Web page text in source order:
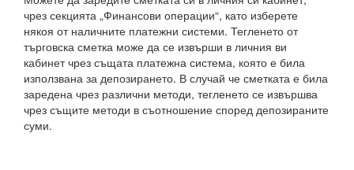
чрез секцията „Финансови операции“, като изберете
някоя от наличните платежни системи. Тегленето от
търговска сметка може да се извърши в личния ви
кабинет чрез същата платежна система, която е била
използвана за депозирането. В случай че сметката е била
заредена чрез различни методи, тегленето се извършва
чрез същите методи в съотношение според депозираните
суми.